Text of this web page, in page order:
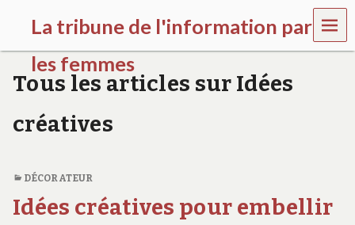
La tribune de l'information par
les femmes
l
t
b
u
n
e
MEN
U
Tous les articles sur Idées
créatives
DÉCORATEUR
Idées créatives pour embellir